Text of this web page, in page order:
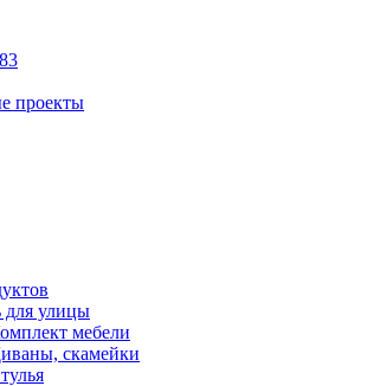
проекты
для улицы
мебели
скамейки